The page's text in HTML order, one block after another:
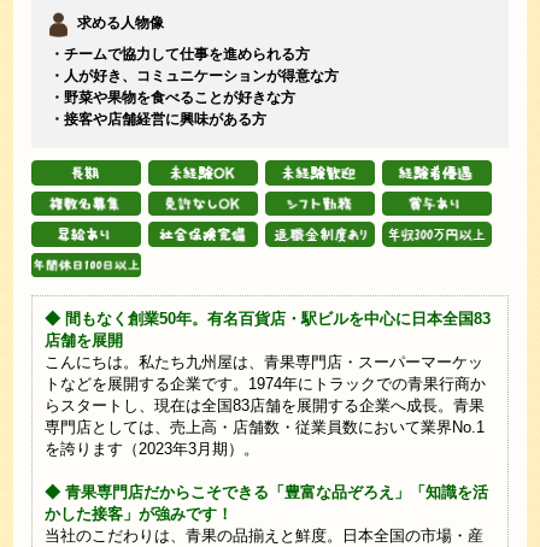
求める人物像
・チームで協力して仕事を進められる方
・人が好き、コミュニケーションが得意な方
・野菜や果物を食べることが好きな方
・接客や店舗経営に興味がある方
◆ 間もなく創業50年。有名百貨店・駅ビルを中心に日本全国83
店舗を展開
こんにちは。私たち九州屋は、青果専門店・スーパーマーケッ
トなどを展開する企業です。1974年にトラックでの青果行商か
らスタートし、現在は全国83店舗を展開する企業へ成長。青果
専門店としては、売上高・店舗数・従業員数において業界No.1
を誇ります（2023年3月期）。
◆ 青果専門店だからこそできる「豊富な品ぞろえ」「知識を活
かした接客」が強みです！
当社のこだわりは、青果の品揃えと鮮度。日本全国の市場・産